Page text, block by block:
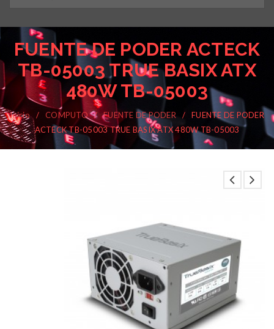
FUENTE DE PODER ACTECK
TB-05003 TRUE BASIX ATX
480W TB-05003
Inicio / COMPUTO / FUENTE DE PODER /
FUENTE DE PODER
ACTECK TB-05003 TRUE BASIX ATX 480W TB-05003